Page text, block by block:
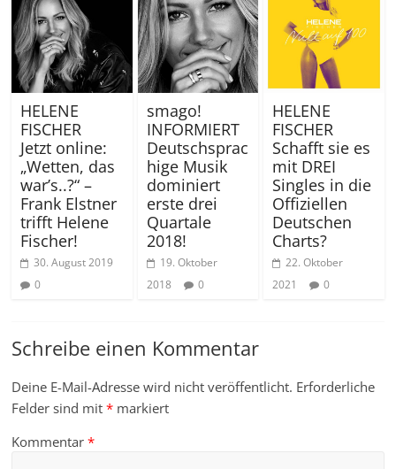
HELENE
FISCHER
Jetzt online:
„Wetten, das
war’s..?“ –
Frank Elstner
trifft Helene
Fischer!
30. August 2019
0
smago!
INFORMIERT
Deutschsprac
hige Musik
dominiert
erste drei
Quartale
2018!
19. Oktober
2018
0
HELENE
FISCHER
Schafft sie es
mit DREI
Singles in die
Offiziellen
Deutschen
Charts?
22. Oktober
2021
0
Schreibe einen Kommentar
Deine E-Mail-Adresse wird nicht veröffentlicht. Erforderliche
Felder sind mit* markiert
Kommentar*